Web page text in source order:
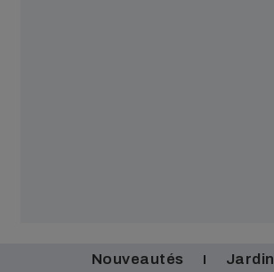
Nouveautés Jardin